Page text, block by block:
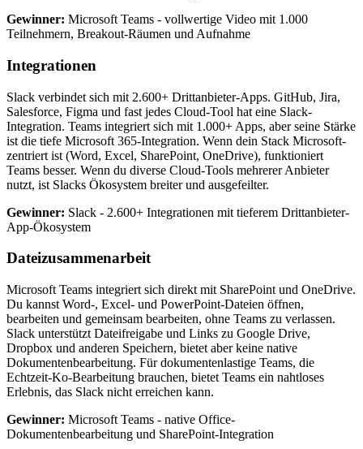
Gewinner: Microsoft Teams - vollwertige Video mit 1.000
Teilnehmern, Breakout-Räumen und Aufnahme
Integrationen
Slack verbindet sich mit 2.600+ Drittanbieter-Apps. GitHub, Jira,
Salesforce, Figma und fast jedes Cloud-Tool hat eine Slack-
Integration. Teams integriert sich mit 1.000+ Apps, aber seine Stärke
ist die tiefe Microsoft 365-Integration. Wenn dein Stack Microsoft-
zentriert ist (Word, Excel, SharePoint, OneDrive), funktioniert
Teams besser. Wenn du diverse Cloud-Tools mehrerer Anbieter
nutzt, ist Slacks Ökosystem breiter und ausgefeilter.
Gewinner: Slack - 2.600+ Integrationen mit tieferem Drittanbieter-
App-Ökosystem
Dateizusammenarbeit
Microsoft Teams integriert sich direkt mit SharePoint und OneDrive.
Du kannst Word-, Excel- und PowerPoint-Dateien öffnen,
bearbeiten und gemeinsam bearbeiten, ohne Teams zu verlassen.
Slack unterstützt Dateifreigabe und Links zu Google Drive,
Dropbox und anderen Speichern, bietet aber keine native
Dokumentenbearbeitung. Für dokumentenlastige Teams, die
Echtzeit-Ko-Bearbeitung brauchen, bietet Teams ein nahtloses
Erlebnis, das Slack nicht erreichen kann.
Gewinner: Microsoft Teams - native Office-
Dokumentenbearbeitung und SharePoint-Integration